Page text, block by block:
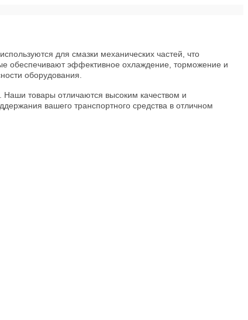
для смазки механических частей, что
обеспечивают эффективное охлаждение, торможение и
оборудования.
товары отличаются высоким качеством и
вашего транспортного средства в отличном